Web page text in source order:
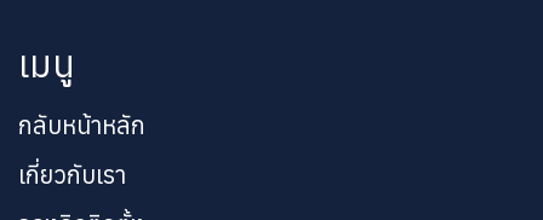
เมนู
กลับหน้าหลัก
เกี่ยวกับเรา